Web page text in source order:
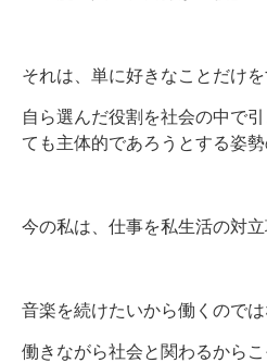
それは、単に好きなことだけを
自ら選んだ役割を社会の中で
ても主体的であろうとする姿勢
今の私は、仕事を私生活の対立
音楽を続けたいから働くのでは
働きながら社会と関わるから